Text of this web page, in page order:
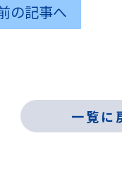
の記事へ
一覧に